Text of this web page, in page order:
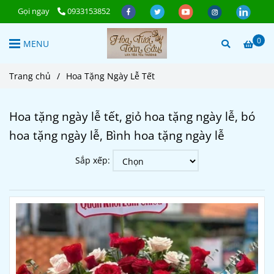
Gọi ngay 0933153852
0
MENU
Trang chủ / Hoa Tặng Ngày Lễ Tết
Hoa tặng ngày lễ tết, giỏ hoa tặng ngày lễ, bó
hoa tặng ngày lễ, Bình hoa tặng ngày lễ
Sắp xếp: